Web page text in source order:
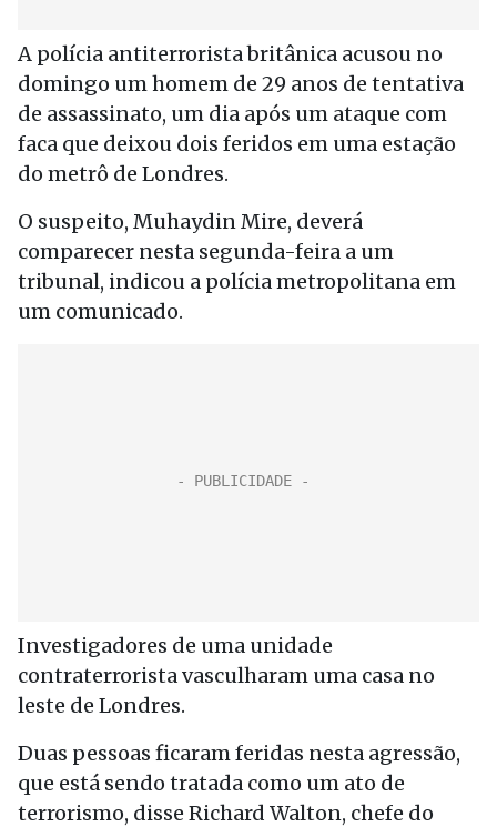
A polícia antiterrorista britânica acusou no
domingo um homem de 29 anos de tentativa
de assassinato, um dia após um ataque com
faca que deixou dois feridos em uma estação
do metrô de Londres.
O suspeito, Muhaydin Mire, deverá
comparecer nesta segunda-feira a um
tribunal, indicou a polícia metropolitana em
um comunicado.
Investigadores de uma unidade
contraterrorista vasculharam uma casa no
leste de Londres.
Duas pessoas ficaram feridas nesta agressão,
que está sendo tratada como um ato de
terrorismo, disse Richard Walton, chefe do